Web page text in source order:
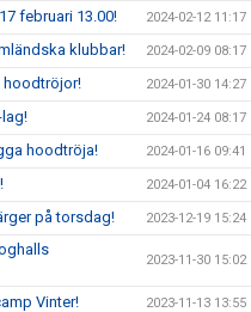
februari 13.00! 2024-02-12 11:17
klubbar! 2024-02-09 08:17
hoodtröjor! 2024-01-30 14:27
2024-01-24 08:17
hoodtröja! 2024-01-16 09:41
2024-01-04 16:22
på torsdag! 2023-12-19 15:24
2023-11-30 15:02
Vinter! 2023-11-13 13:55